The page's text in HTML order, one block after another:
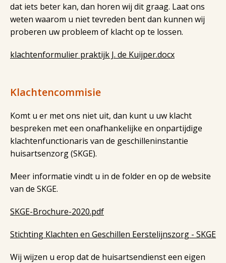
dat iets beter kan, dan horen wij dit graag. Laat ons
weten waarom u niet tevreden bent dan kunnen wij
proberen uw probleem of klacht op te lossen.
klachtenformulier praktijk J. de Kuijper.docx
Klachtencommisie
Komt u er met ons niet uit, dan kunt u uw klacht
bespreken met een onafhankelijke en onpartijdige
klachtenfunctionaris van de geschilleninstantie
huisartsenzorg (SKGE).
Meer informatie vindt u in de folder en op de website
van de SKGE.
SKGE-Brochure-2020.pdf
Stichting Klachten en Geschillen Eerstelijnszorg - SKGE
Wij wijzen u erop dat de huisartsendienst een eigen